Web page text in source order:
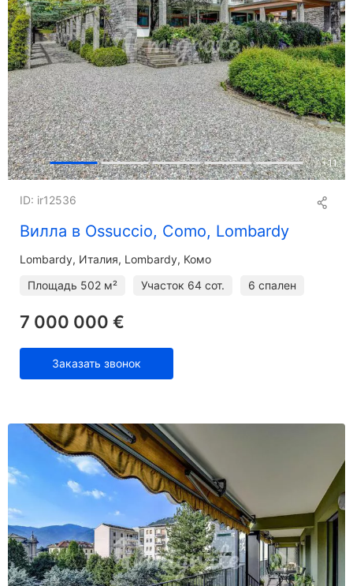
+11
Вилла в Ossuccio, Como, Lombardy
ID: ir12536
Lombardy Италия, Lombardy, Комо
Площадь 502 м² Участок 64 сот. 6 спален
7 000 000 €
Заказать звонок